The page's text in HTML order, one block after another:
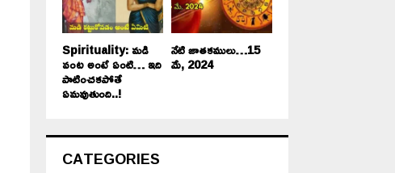
Spirituality: మడి
వంట అంటే ఏంటి… ఇది
పాటించకపోతే
ఏమవుతుంది..!
నేటి జాతకములు…15
మే, 2024
CATEGORIES